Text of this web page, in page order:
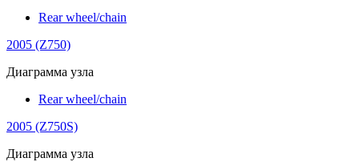
Rear wheel/chain
2005 (Z750)
Диаграмма узла
Rear wheel/chain
2005 (Z750S)
Диаграмма узла